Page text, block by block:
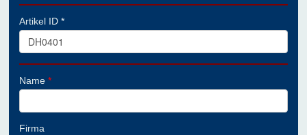
Artikel ID *
Name*
Firma